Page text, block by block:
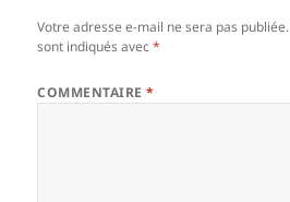
Votre adresse e-mail ne sera pas publiée.
sont indiqués avec*
COMMENTAIRE*